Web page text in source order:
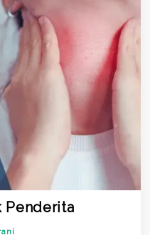
Penderita